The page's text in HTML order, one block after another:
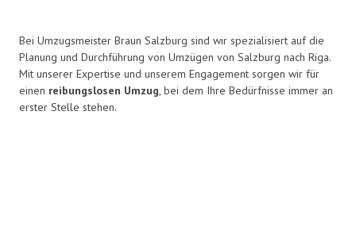
Bei Umzugsmeister Braun Salzburg sind wir spezialisiert auf die
Planung und Durchführung von Umzügen von Salzburg nach Riga.
Mit unserer Expertise und unserem Engagement sorgen wir für
einen reibungslosen Umzug, bei dem Ihre Bedürfnisse immer an
erster Stelle stehen.